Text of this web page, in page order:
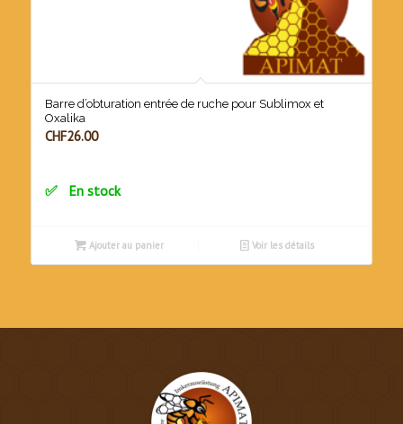
Barre d’obturation entrée de ruche pour Sublimox et
Oxalika
CHF26.00
En stock
Ajouter au panier Voir les détails